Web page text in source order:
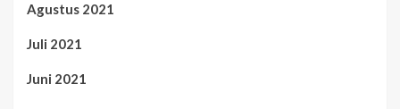
Agustus 2021
Juli 2021
Juni 2021